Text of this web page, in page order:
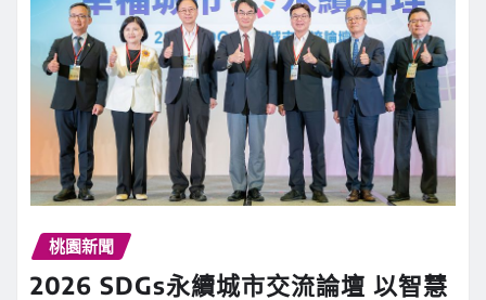
桃園新聞
2026 SDGs永續城市交流論壇 以智慧